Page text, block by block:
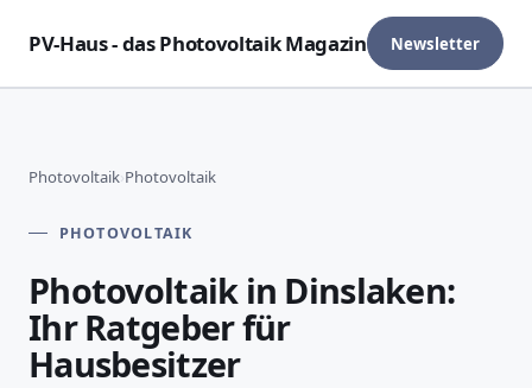
PV-Haus - das Photovoltaik Magazin Newsletter
Photovoltaik›Photovoltaik
PHOTOVOLTAIK
Photovoltaik in Dinslaken:
Ihr Ratgeber für
Hausbesitzer